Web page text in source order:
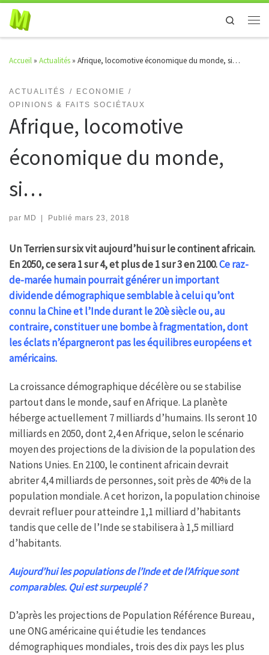
Skip to content
Search
Accueil » Actualités » Afrique, locomotive économique du monde, si…
ACTUALITÉS
ECONOMIE
OPINIONS & FAITS SOCIÉTAUX
Afrique, locomotive
économique du monde,
si…
par MD | Publié mars 23, 2018
Un Terrien sur six vit aujourd’hui sur le continent africain.
En 2050, ce sera 1 sur 4, et plus de 1 sur 3 en 2100.Ce raz-
de-marée humain pourrait générer un important
dividende démographique semblable à celui qu’ont
connu la Chine et l’Inde durant le 20è siècle ou, au
contraire, constituer une bombe à fragmentation, dont
les éclats n’épargneront pas les équilibres européens et
américains.
La croissance démographique décélère ou se stabilise
partout dans le monde, sauf en Afrique. La planète
héberge actuellement 7 milliards d’humains. Ils seront 10
milliards en 2050, dont 2,4 en Afrique, selon le scénario
moyen des projections de la division de la population des
Nations Unies. En 2100, le continent africain devrait
abriter 4,4 milliards de personnes, soit près de 40% de la
population mondiale. A cet horizon, la population chinoise
devrait refluer pour atteindre 1,1 milliard d’habitants
tandis que celle de l’Inde se stabilisera à 1,5 milliard
d’habitants.
Aujourd’hui les populations de l’Inde et de l’Afrique sont
comparables. Qui est surpeuplé ?
D’après les projections de Population Référence Bureau,
une ONG américaine qui étudie les tendances
démographiques mondiales, trois des dix pays les plus